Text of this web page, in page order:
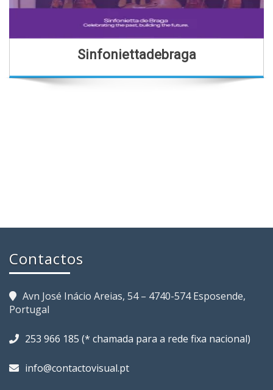
Sinfoniettadebraga
Contactos
Avn José Inácio Areias, 54 – 4740-574 Esposende,
Portugal
253 966 185 (* chamada para a rede fixa nacional)
info@contactovisual.pt